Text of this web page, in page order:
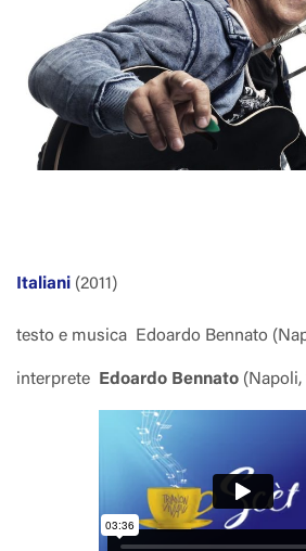
Italiani (2011)
testo e musica Edoardo Bennato
interprete Edoardo Bennato (Napoli,